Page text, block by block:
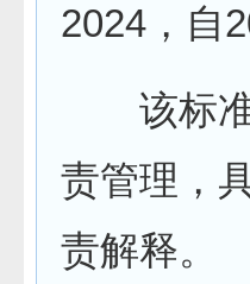
2024，自
该标准
责管理，
责解释。